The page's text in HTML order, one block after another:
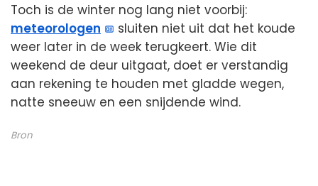
Toch is de winter nog lang niet voorbij:
meteorologen
sluiten niet uit dat het koude
weer later in de week terugkeert. Wie dit
weekend de deur uitgaat, doet er verstandig
aan rekening te houden met gladde wegen,
natte sneeuw en een snijdende wind.
Bron